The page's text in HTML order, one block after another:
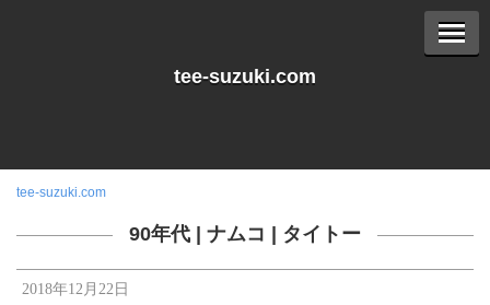
tee-suzuki.com
tee-suzuki.com
90年代 ナムコ タイトー
2018年12月22日